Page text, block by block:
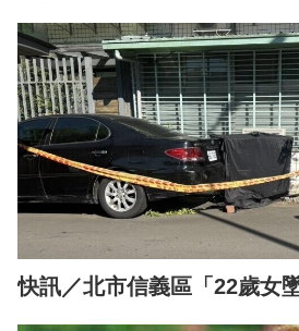
快訊／北市信義區「22歲女